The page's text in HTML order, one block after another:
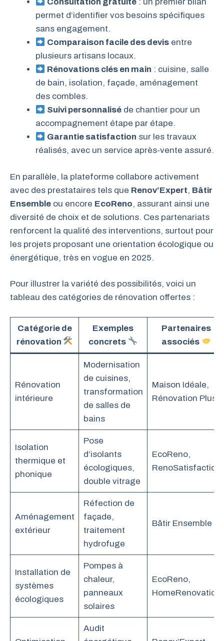
permet d’identifier vos besoins spécifiques
sans engagement.
Comparaison facile des devis entre
plusieurs artisans locaux.
Rénovations clés en main : cuisine, salle
de bain, isolation, façade, aménagement
des combles.
Suivi personnalisé de chantier pour un
accompagnement étape par étape.
Garantie satisfaction sur les travaux
réalisés, avec un service après-vente assuré.
En parallèle, la plateforme collabore activement
avec des prestataires tels que Renov’Expert, Bâtir
Ensemble ou encore EcoReno, assurant ainsi une
diversité de choix et de solutions. Ces partenariats
renforcent la qualité des interventions, surtout pour
les projets proposant une orientation écologique ou
énergétique, très en vogue en 2025.
Pour illustrer la variété des possibilités, voici un
tableau des catégories de rénovation offertes :
Catégorie de
rénovation
Exemples
concrets
Partenaires
associés
Rénovation
intérieure
Modernisation
de cuisines,
transformation
de salles de
bains
Maison Idéale,
Rénovation Plus
Isolation
thermique et
phonique
Pose
d’isolants
écologiques,
double vitrage
EcoReno,
RenoSatisfaction
Aménagement
extérieur
Réfection de
façade,
traitement
hydrofuge
Bâtir Ensemble
Installation de
systèmes
écologiques
Pompes à
chaleur,
panneaux
solaires
EcoReno,
HomeRenovation
Audit